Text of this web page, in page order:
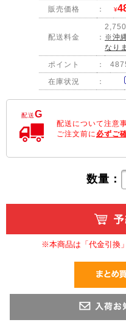
販売価格 ： ¥
配送料金 ： ※沖
なり
ポイント ：
在庫状況 ：
配送G
配送について注意
ご注文前に 必ずご
数量：
※本商品は「代金引換